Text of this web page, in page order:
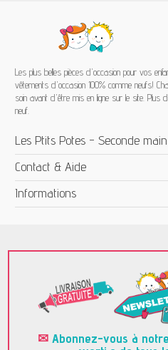
Les plus belles pièces d'occasion pour vos
vêtements d'occasion 100% comme neufs!
soin avant d'être mis en ligne sur le site.
neuf.
Les Ptits Potes - Seconde main
Contact & Aide
Informations
✉ Abonnez-vous à